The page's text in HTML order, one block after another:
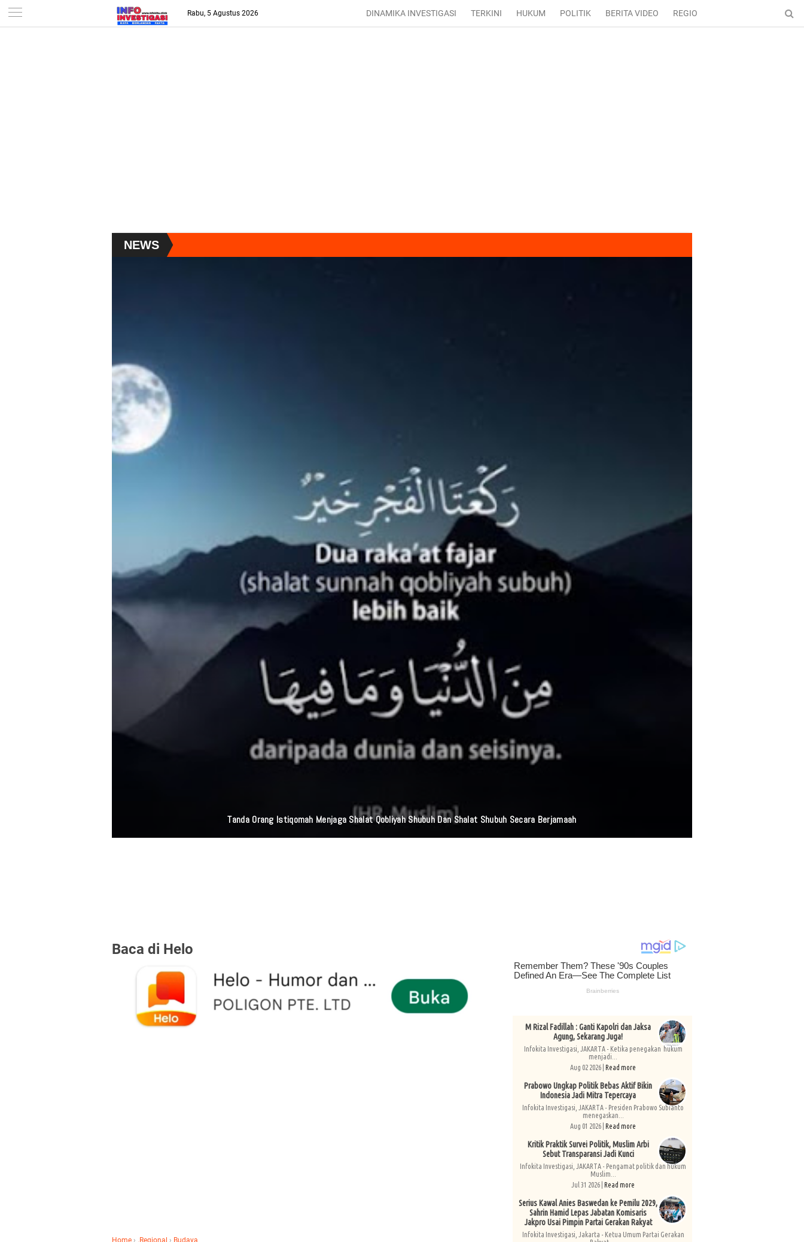
-->
Rabu, 5 Agustus 2026 DINAMIKA INVESTIGASI TERKINI HUKUM POLITIK BERITA VIDEO REGIONAL ENTERTAINMENT
NEWS
Polres Metro Jakarta Barat Musnahkan Bahan Baku Narkotika 1,1 Ton Carisoprodol, Selamatkan 3,5 Juta Jiwa
Baca di Helo
Home › .Regional › Budaya
M Rizal Fadillah : Ganti Kapolri dan Jaksa
Agung, Sekarang Juga!
Infokita Investigasi, JAKARTA - Ketika penegakan hukum
menjadi...
Aug 02 2026 | Read more
Prabowo Ungkap Politik Bebas Aktif Bikin
Indonesia Jadi Mitra Tepercaya
Infokita Investigasi, JAKARTA - Presiden Prabowo Subianto
menegaskan...
Aug 01 2026 | Read more
Kritik Praktik Survei Politik, Muslim Arbi
Sebut Transparansi Jadi Kunci
Infokita Investigasi, JAKARTA - Pengamat politik dan hukum
Muslim...
Jul 31 2026 | Read more
Serius Kawal Anies Baswedan ke Pemilu 2029,
Sahrin Hamid Lepas Jabatan Komisaris
Jakpro Usai Pimpin Partai Gerakan Rakyat
Infokita Investigasi, Jakarta - Ketua Umum Partai Gerakan